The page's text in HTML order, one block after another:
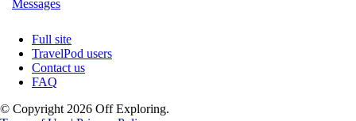
Messages
Full site
TravelPod users
Contact us
FAQ
© Copyright 2026 Off Exploring.